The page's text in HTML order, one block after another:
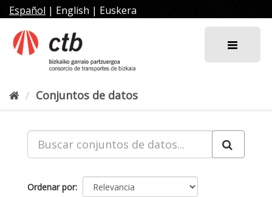
al
contenido
Español | English | Euskera
Conjuntos de datos
Ordenar por